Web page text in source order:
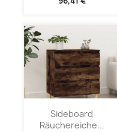
Sideboard
Räuchereiche...